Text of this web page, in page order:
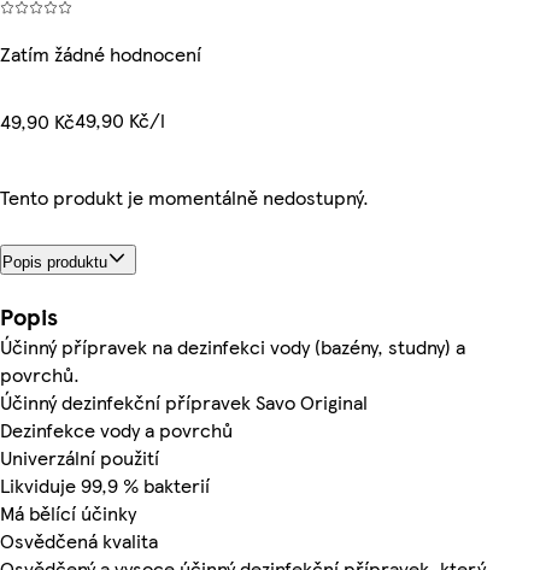
Zatím žádné hodnocení
49,90 Kč49,90 Kč/l
Tento produkt je momentálně nedostupný.
Popis produktu
Popis
Účinný přípravek na dezinfekci vody (bazény, studny) a
povrchů.
Účinný dezinfekční přípravek Savo Original
Dezinfekce vody a povrchů
Univerzální použití
Likviduje 99,9 % bakterií
Má bělící účinky
Osvědčená kvalita